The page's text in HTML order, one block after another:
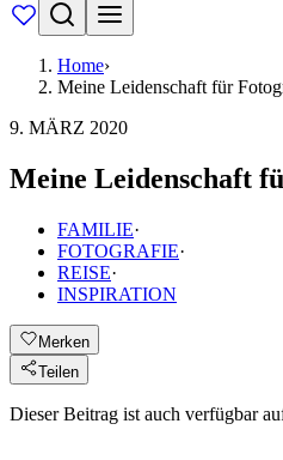
Home›
Meine Leidenschaft für
9. MÄRZ 2020
Meine Leidenschaft
FAMILIE·
FOTOGRAFIE·
REISE·
INSPIRATION
Merken
Teilen
Dieser Beitrag ist auch verfügbar